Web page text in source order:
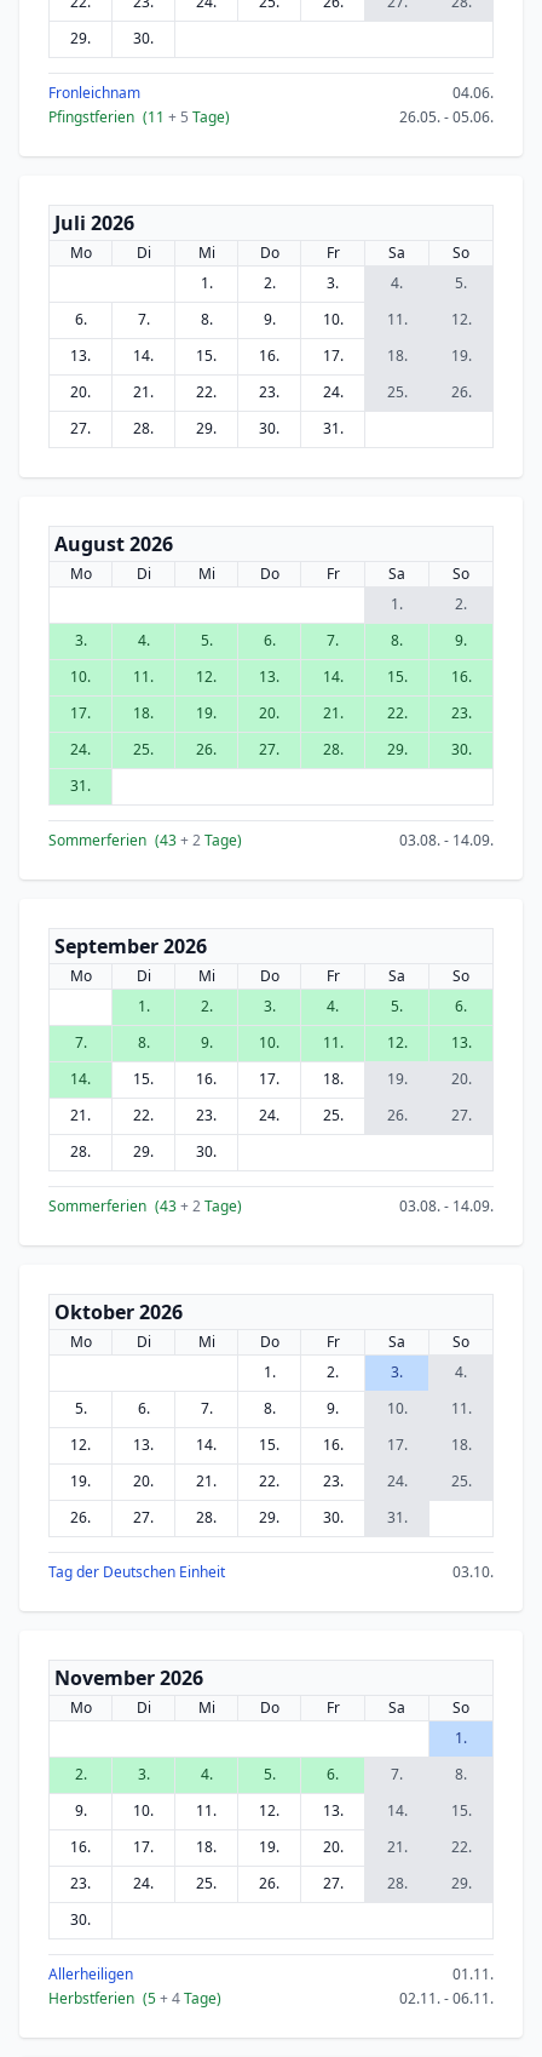
29.
30.
Fronleichnam
04.06.
Pfingstferien (11 + 5 Tage) 26.05. - 05.06.
Juli 2026
Mo Di Mi Do Fr Sa
So
1.
2. 3. 4.
5.
6.
7. 8. 9. 10. 11.
12.
13.
14. 15. 16. 17. 18.
19.
20.
21. 22. 23. 24. 25.
26.
27.
28. 29. 30. 31.
August 2026
Mo Di Mi Do Fr Sa
So
1.
2.
3.
4. 5. 6. 7. 8.
9.
10.
11. 12. 13. 14. 15.
16.
17.
18. 19. 20. 21. 22.
23.
24.
25. 26. 27. 28. 29.
30.
31.
Sommerferien (43+ 2Tage) 03.08. - 14.09.
September 2026
Mo Di Mi Do Fr Sa
So
1.
2. 3. 4. 5.
6.
7.
8. 9. 10. 11. 12.
13.
14.
15. 16. 17. 18. 19.
20.
21.
22. 23. 24. 25. 26.
27.
28.
29. 30.
Sommerferien (43+ 2Tage) 03.08. - 14.09.
Oktober 2026
Mo Di Mi Do Fr Sa
So
1.
2. 3.
4.
5.
6. 7. 8. 9. 10.
11.
12.
13. 14. 15. 16. 17.
18.
19.
20. 21. 22. 23. 24.
25.
26.
27. 28. 29. 30. 31.
Tag der Deutschen Einheit 03.10.
November 2026
Mo Di Mi Do Fr Sa
So
1.
2.
3. 4. 5. 6. 7.
8.
9.
10. 11. 12. 13. 14.
15.
16.
17. 18. 19. 20. 21.
22.
23.
24. 25. 26. 27. 28.
29.
30.
Allerheiligen
01.11.
Herbstferien (5+ 4Tage) 02.11. - 06.11.